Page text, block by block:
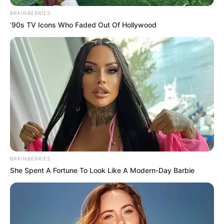
Εθνική Τράπεζα & Τράπεζα Πειραιώς — μειώσεις
συμμετοχής μέσω ΤΧΣ (2024)
Τράπεζα Πειραιώς (27% από ΤΧΣ): περίπου €1,3 δισ.
Εθνική Τράπεζα (10% από ΤΧΣ): περίπου €691 εκατ.
Αυτά θεωρούνται «αποεπενδύσεις» τραπεζικών
συμμετοχών από δημόσιο φορέα αλλά συνδέονται με
BRAINBERRIES
’90s TV Icons Who Faded Out Of Hollywood
BRAINBERRIES
She Spent A Fortune To Look Like A Modern-Day Barbie